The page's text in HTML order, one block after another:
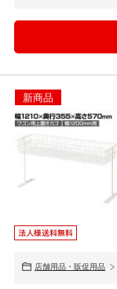
新商品
店舗用品・販促用品